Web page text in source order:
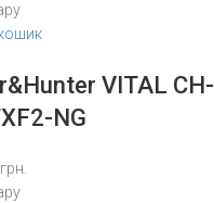
VITAL CH-
NG
грн.